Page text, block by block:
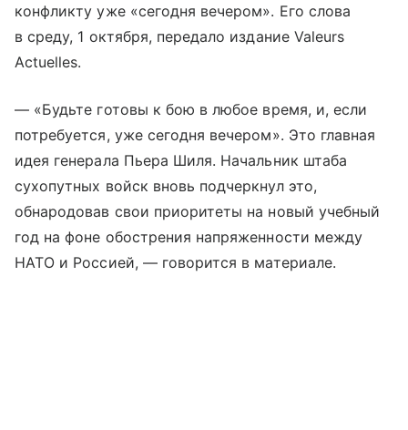
конфликту уже «сегодня вечером». Его слова
в среду, 1 октября, передало издание Valeurs
Actuelles.
— «Будьте готовы к бою в любое время, и, если
потребуется, уже сегодня вечером». Это главная
идея генерала Пьера Шиля. Начальник штаба
сухопутных войск вновь подчеркнул это,
обнародовав свои приоритеты на новый учебный
год на фоне обострения напряженности между
НАТО и Россией, — говорится в материале.